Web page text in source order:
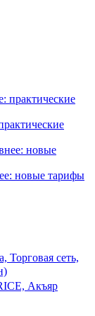
новые тарифы
Торговая сеть,
Акъяр